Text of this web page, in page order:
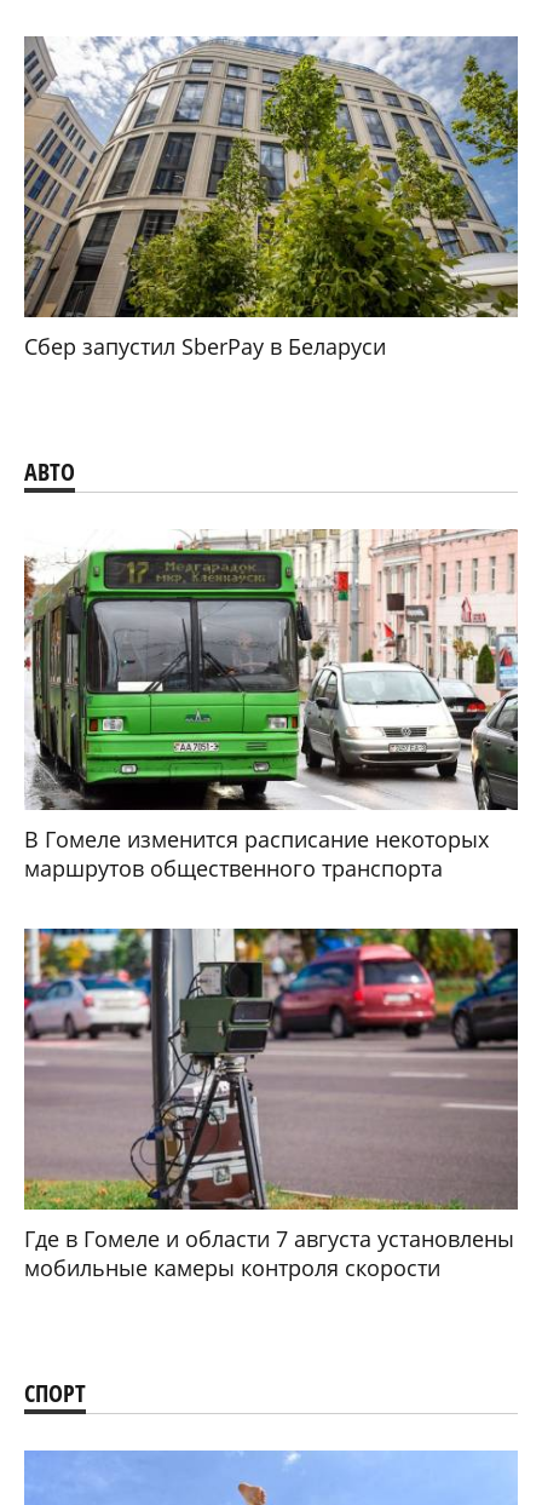
Сбер запустил SberPay в Беларуси
АВТО
В Гомеле изменится расписание некоторых
маршрутов общественного транспорта
Где в Гомеле и области 7 августа установлены
мобильные камеры контроля скорости
СПОРТ